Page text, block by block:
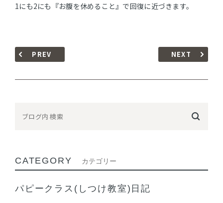
1にも2にも『お腹を休めること』で回復に近づきます。
PREV NEXT
CATEGORY カテゴリー
パピークラス(しつけ教室)日記